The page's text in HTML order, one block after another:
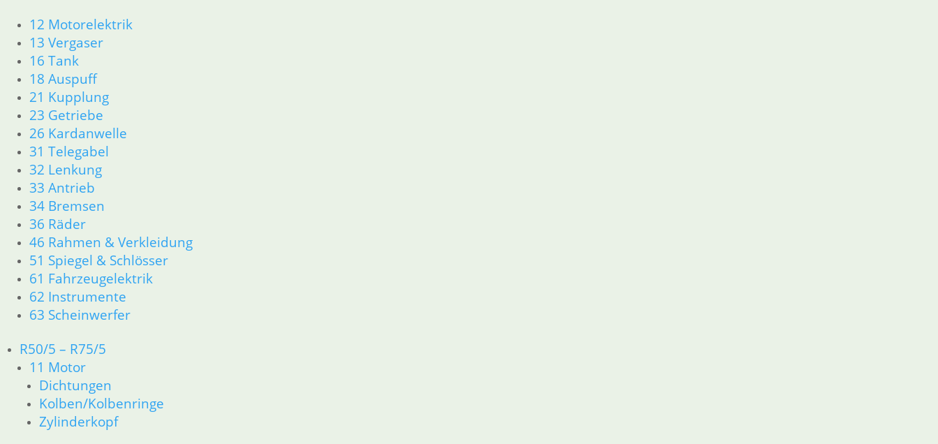
12 Motorelektrik
13 Vergaser
16 Tank
18 Auspuff
21 Kupplung
23 Getriebe
26 Kardanwelle
31 Telegabel
32 Lenkung
33 Antrieb
34 Bremsen
36 Räder
46 Rahmen & Verkleidung
51 Spiegel & Schlösser
61 Fahrzeugelektrik
62 Instrumente
63 Scheinwerfer
R50/5 – R75/5
11 Motor
Dichtungen
Kolben/Kolbenringe
Zylinderkopf
7,80€
Artikelnummer: 1453148
zzgl.
In den Warenkorb
Hinweisschild Helm
6,70
Artikelnummer: 1453617
inkl. MwSt.
zzgl.
Hinweisschild “ Rot Kreuz “ am Tank
4,50€
Artikelnummer: 1237917
inkl. MwSt.
zzgl.
Tankdeckel kpl. mit Schloß neu, Replica
139,80